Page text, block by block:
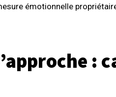
émotionnelle
: